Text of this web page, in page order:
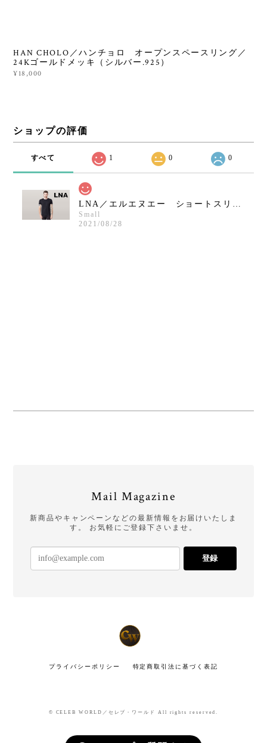
HAN CHOLO／ハンチョロ オープンスペースリング／
24Kゴールドメッキ（シルバー.925）
¥18,000
ショップの評価
すべて 1 0 0
LNA／エルエヌエー ショートスリーブクルーネックシャツ／ブラック
Small
2021/08/28
Mail Magazine
新商品やキャンペーンなどの最新情報をお届けいたしま
す。 お気軽にご登録下さいませ。
登録
プライバシーポリシー 特定商取引法に基づく表記
© CELEB WORLD／セレブ・ワールド All rights reserved.